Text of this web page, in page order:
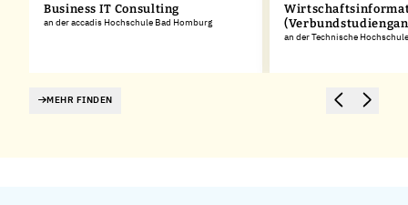
Business IT Consulting
an der accadis Hochschule Bad Homburg
an der Technische
MEHR FINDEN